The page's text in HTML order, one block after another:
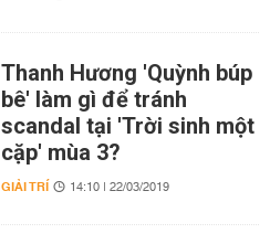
Thanh Hương 'Quỳnh búp
bê' làm gì để tránh
scandal tại 'Trời sinh một
cặp' mùa 3?
GIẢI TRÍ 14:10 | 22/03/2019